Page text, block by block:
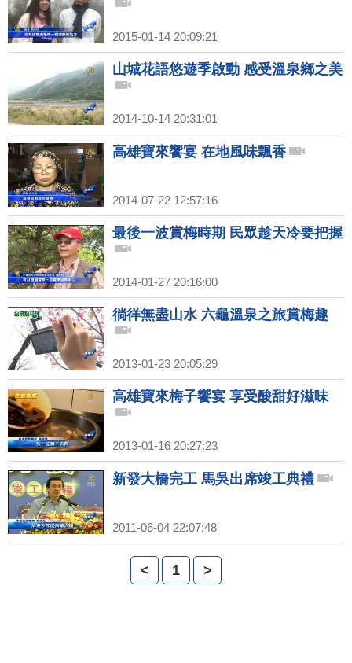
2015-01-14 20:09:21
山城花語悠遊季啟動 感受溫泉鄉之美
2014-10-14 20:31:01
高雄寶來饗宴 在地風味飄香
2014-07-22 12:57:16
最後一波賞梅時期 民眾趁天冷要把握
2014-01-27 20:16:00
徜徉無盡山水 六龜溫泉之旅賞梅趣
2013-01-23 20:05:29
高雄寶來梅子饗宴 享受酸甜好滋味
2013-01-16 20:27:23
新發大橋完工 馬吳出席竣工典禮
2011-06-04 22:07:48
< 1 >